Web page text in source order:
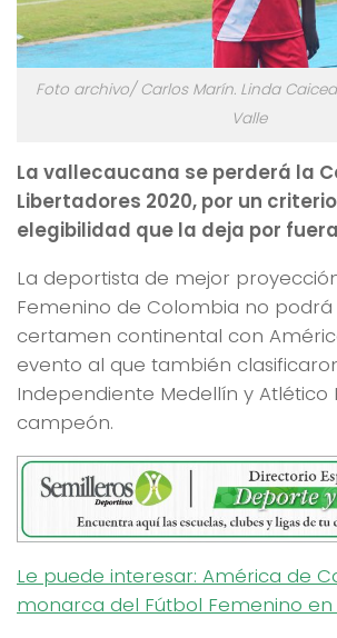
Foto archivo/ Carlos Marín. Linda
Valle
La vallecaucana se perderá la
Libertadores 2020, por un
elegibilidad que la deja por
La deportista de mejor
Femenino de Colombia no
certamen continental con
evento al que también
Independiente Medellín y Atlético
campeón.
Le puede interesar: América de
monarca del Fútbol Femenino